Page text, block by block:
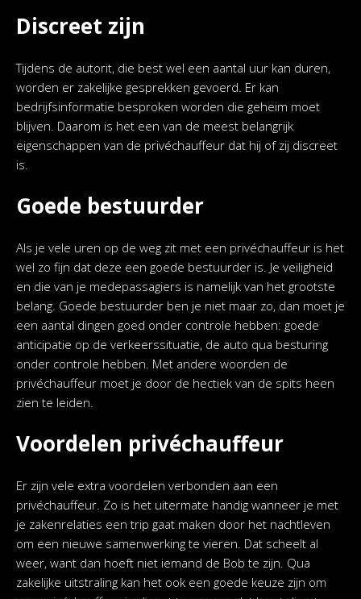
Discreet zijn
Tijdens de autorit, die best wel een aantal uur kan duren,
worden er zakelijke gesprekken gevoerd. Er kan
bedrijfsinformatie besproken worden die geheim moet
blijven. Daarom is het een van de meest belangrijk
eigenschappen van de privéchauffeur dat hij of zij discreet
is.
Goede bestuurder
Als je vele uren op de weg zit met een privéchauffeur is het
wel zo fijn dat deze een goede bestuurder is. Je veiligheid
en die van je medepassagiers is namelijk van het grootste
belang. Goede bestuurder ben je niet maar zo, dan moet je
een aantal dingen goed onder controle hebben: goede
anticipatie op de verkeerssituatie, de auto qua besturing
onder controle hebben. Met andere woorden de
privéchauffeur moet je door de hectiek van de spits heen
zien te leiden.
Voordelen privéchauffeur
Er zijn vele extra voordelen verbonden aan een
privéchauffeur. Zo is het uitermate handig wanneer je met
je zakenrelaties een trip gaat maken door het nachtleven
om een nieuwe samenwerking te vieren. Dat scheelt al
weer, want dan hoeft niet iemand de Bob te zijn. Qua
zakelijke uitstraling kan het ook een goede keuze zijn om